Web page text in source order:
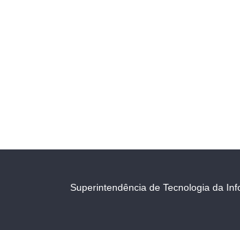
Superintendência de Tecnologia da